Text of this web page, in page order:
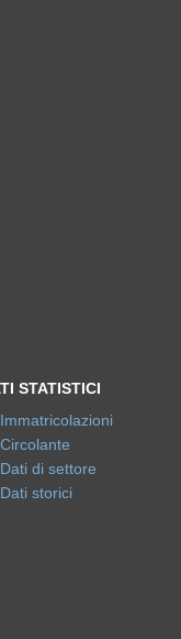
STATISTICI
Immatricolazioni
Circolante
Dati di settore
Dati storici